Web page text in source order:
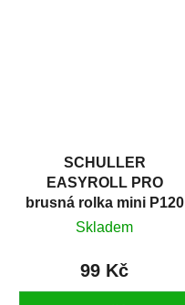
SCHULLER
EASYROLL PRO
brusná rolka mini P120
Skladem
99 Kč